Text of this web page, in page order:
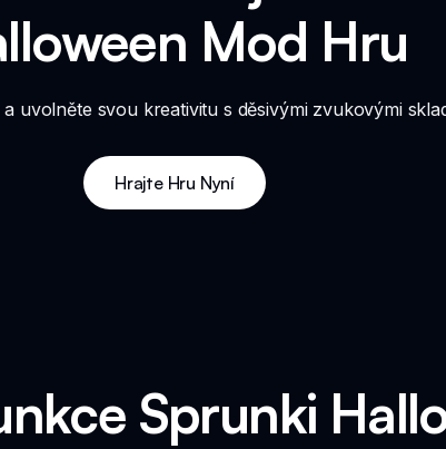
Mod Hru
uvolněte svou kreativitu s děsivými zvukovými
Hrajte Hru Nyní
Sprunki